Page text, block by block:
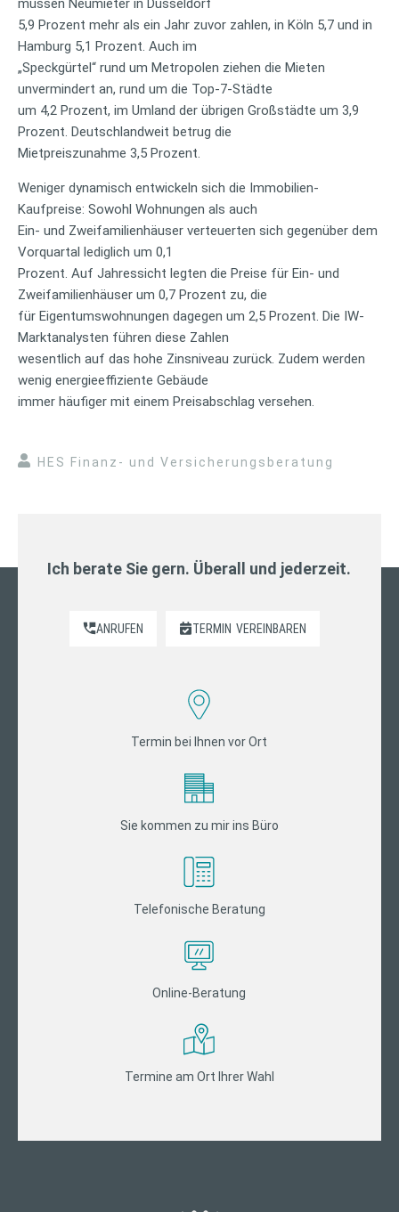
müssen Neumieter in Düsseldorf
5,9 Prozent mehr als ein Jahr zuvor zahlen, in Köln 5,7 und in
Hamburg 5,1 Prozent. Auch im
„Speckgürtel“ rund um Metropolen ziehen die Mieten
unvermindert an, rund um die Top-7-Städte
um 4,2 Prozent, im Umland der übrigen Großstädte um 3,9
Prozent. Deutschlandweit betrug die
Mietpreiszunahme 3,5 Prozent.
Weniger dynamisch entwickeln sich die Immobilien-
Kaufpreise: Sowohl Wohnungen als auch
Ein- und Zweifamilienhäuser verteuerten sich gegenüber dem
Vorquartal lediglich um 0,1
Prozent. Auf Jahressicht legten die Preise für Ein- und
Zweifamilienhäuser um 0,7 Prozent zu, die
für Eigentumswohnungen dagegen um 2,5 Prozent. Die IW-
Marktanalysten führen diese Zahlen
wesentlich auf das hohe Zinsniveau zurück. Zudem werden
wenig energieeffiziente Gebäude
immer häufiger mit einem Preisabschlag versehen.
HES Finanz- und Versicherungsberatung
Ich berate Sie gern. Überall und jederzeit.
ANRUFEN TERMIN VEREINBAREN
Termin bei Ihnen vor Ort
Sie kommen zu mir ins Büro
Telefonische Beratung
Online-Beratung
Termine am Ort Ihrer Wahl